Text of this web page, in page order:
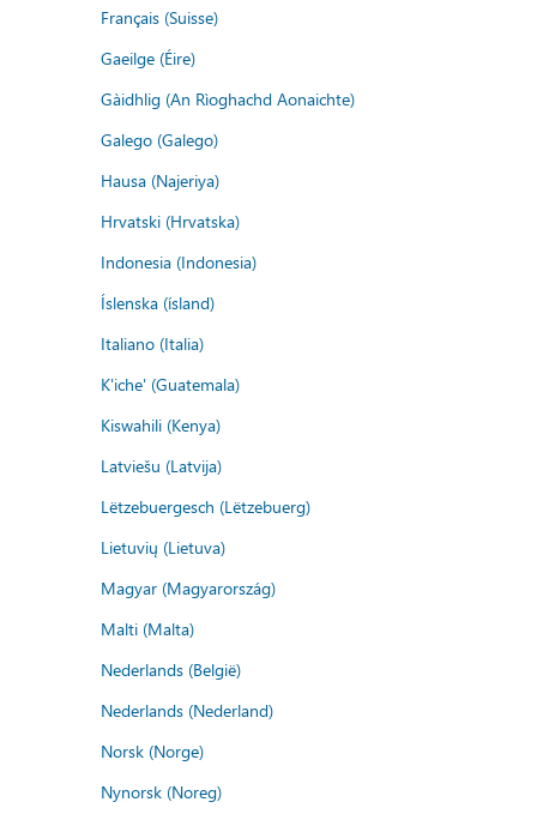
Français (Suisse)
Gaeilge (Éire)
Gàidhlig (An Rìoghachd Aonaichte)
Galego (Galego)
Hausa (Najeriya)
Hrvatski (Hrvatska)
Indonesia (Indonesia)
Íslenska (ísland)
Italiano (Italia)
K'iche' (Guatemala)
Kiswahili (Kenya)
Latviešu (Latvija)
Lëtzebuergesch (Lëtzebuerg)
Lietuvių (Lietuva)
Magyar (Magyarország)
Malti (Malta)
Nederlands (België)
Nederlands (Nederland)
Norsk (Norge)
Nynorsk (Noreg)